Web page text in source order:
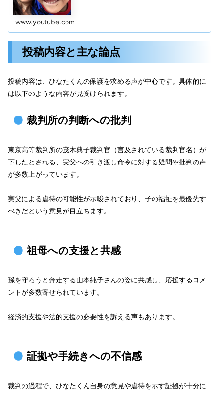
www.youtube.com
投稿内容と主な論点
投稿内容は、ひなたくんの保護を求める声が中心です。具体的に
は以下のような内容が見受けられます。
裁判所の判断への批判
東京高等裁判所の茂木典子裁判官（言及されている裁判官名）が
下したとされる、実父への引き渡し命令に対する疑問や批判の声
が多数上がっています。
実父による虐待の可能性が示唆されており、子の福祉を最優先す
べきだという意見が目立ちます。
祖母への支援と共感
孫を守ろうと奔走する山本純子さんの姿に共感し、応援するコメ
ントが多数寄せられています。
経済的支援や法的支援の必要性を訴える声もあります。
証拠や手続きへの不信感
裁判の過程で、ひなたくん自身の意見や虐待を示す証拠が十分に